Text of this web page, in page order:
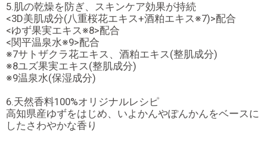
5.肌の乾燥を防ぎ、スキンケア効果が持続
<3D美肌成分(八重桜花エキス+酒粕エキス※7)>配合
<ゆず果実エキス※8>配合
<関平温泉水※9>配合
※7サトザクラ花エキス、酒粕エキス(整肌成分)
※8ユズ果実エキス(整肌成分)
※9温泉水(保湿成分)
6.天然香料100%オリジナルレシピ
高知県産ゆずをはじめ、いよかんやぽんかんをベースに
したさわやかな香り